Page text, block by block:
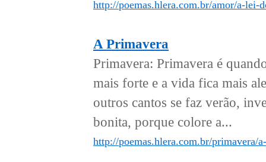
http://poemas.hlera.com.br/amor/a-lei-
A Primavera
Primavera: Primavera é
mais forte e a vida fica mais
outros cantos se faz verão,
bonita, porque colore a...
http://poemas.hlera.com.br/primavera/